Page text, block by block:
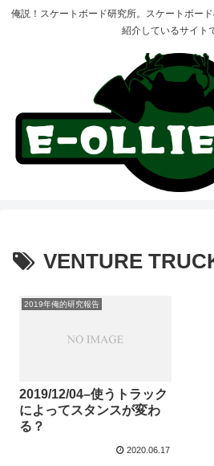
俺説！スケートボード研究所。スケートボー
紹介しているサイト
VENTURE
2019年俺的研究報告
2019/12/04–使うトラック
によってスタンスが変わ
る？
2020.06.17